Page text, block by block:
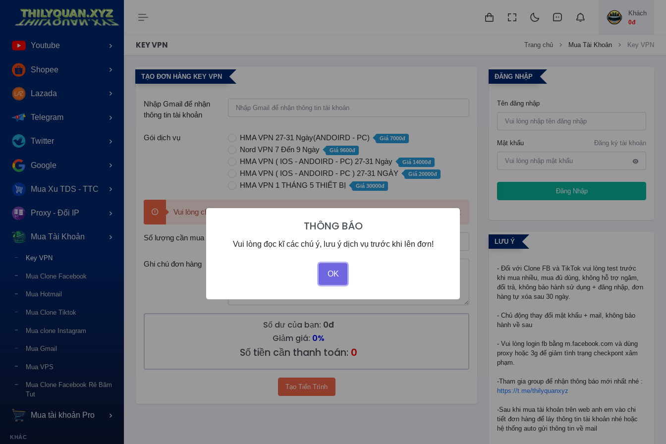
Khách
0đ
Instagram
Youtube
Shopee
Lazada
Telegram
Twitter
Google
Mua Xu TDS - TTC
Proxy - Đổi IP
Mua Tài Khoản
Key VPN
Mua Clone Facebook
Mua Hotmail
Mua Clone Tiktok
Mua clone Instagram
Mua Gmail
Mua VPS
Mua Clone Facebook Rẻ Băm
Tut
Mua tài khoản Pro
KHÁC
KEY VPN Trang chủ Mua Tài Khoản Key VPN
TẠO ĐƠN HÀNG KEY VPN
Nhập Gmail để nhận
thông tin tài khoản
Gói dịch vụ HMA VPN 27-31 Ngày(ANDOIRD - PC) Giá 7000đ
Nord VPN 7 Đến 9 Ngày Giá 9600đ
HMA VPN ( IOS - ANDOIRD - PC) 27-31 Ngày Giá 14000đ
HMA VPN ( IOS - ANDOIRD - PC ) 27-31 NGÀY Giá 20000đ
HMA VPN 1 THÁNG 5 THIẾT BỊ Giá 30000đ
Vui lòng chọn gói dịch vụ cần mua
Số lượng cần mua
Ghi chú đơn hàng
Số dư của bạn: 0đ
Giảm giá: 0%
Số tiền cần thanh toán: 0
Tạo Tiến Trình
ĐĂNG NHẬP
Tên đăng nhập
Đăng ký tài khoản
Mật khẩu
Đăng Nhập
LƯU Ý
- Đối với Clone FB và TikTok vui lòng test trước
khi mua nhiều, mua đủ dùng, không hỗ trợ ngâm,
đổi trả, không bảo hành sử dụng + đăng nhập, đơn
hàng tự xóa sau 30 ngày.
- Chủ động thay đổi mật khẩu + mail, không bảo
hành về sau
- Vui lòng login fb bằng m.facebook.com và dùng
proxy hoặc 3g để giảm tình trạng checkpont xâm
phạm.
-Tham gia group để nhận thông báo mới nhất nhé :
https://t.me/thilyquanxyz
-Sau khi mua tài khoản trên web anh em vào chi
tiết đơn hàng để láy thông tin tài khoản nhé hoặc
hệ thống auto gửi thông tin về mail
THÔNG BÁO
Vui lòng đọc kĩ các chú ý, lưu ý dịch vụ trước khi lên đơn!
OK